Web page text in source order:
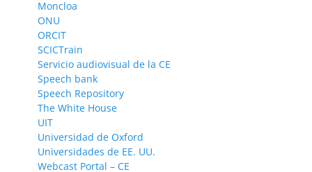
Moncloa
ONU
ORCIT
SCICTrain
Servicio audiovisual de la CE
Speech bank
Speech Repository
The White House
UIT
Universidad de Oxford
Universidades de EE. UU.
Webcast Portal – CE